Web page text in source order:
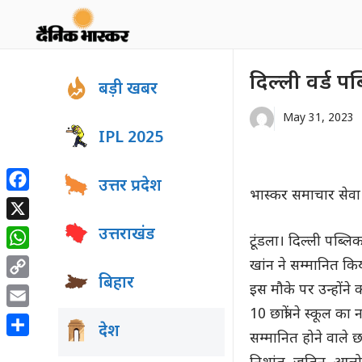
दिल्ली वर्ड
May 31, 2023
भास्कर समाचार सेवा
टूंडला। दिल्ली
खांन ने सम्मानित
इस मौके पर उन्होंने
10 छात्रों ने स्कूल
सम्मानित होने वाले
बड़ी खबर
IPL 2025
उत्तर प्रदेश
उत्तराखंड
बिहार
देश
Facebook
X
WhatsApp
Copy
Link
Email